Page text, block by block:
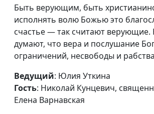
иметь успех в жизни
человека
Кунцевич,
Елена
Какие усилия надо
прилагать, чтобы
иметь успех
Юлия
Кунцевич,
Елена
Можно ли силой
Быть верующим, быть
исполнять волю Божью это
счастье — так считают
думают, что вера и послушание
ограничений, несвободы и
Ведущий: Юлия Уткина
Гость: Николай Кунцевич,
Елена Варнавская